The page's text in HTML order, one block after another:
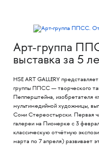
Арт-группа
выставка за 5
HSE ART GALLERY
группы ППСС — творческого
Пепперштейна, изобретателя
мультимедийной художницы,
Сони Стереостырски. Первая
галереи на Пионерке с 3
классическую отчётную
марта по 7 апреля) развивает